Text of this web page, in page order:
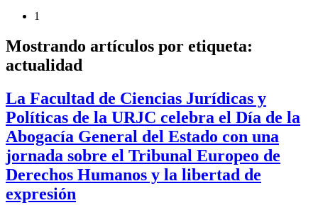
1
Mostrando artículos por etiqueta:
actualidad
La Facultad de Ciencias Jurídicas y
Políticas de la URJC celebra el Día de la
Abogacía General del Estado con una
jornada sobre el Tribunal Europeo de
Derechos Humanos y la libertad de
expresión